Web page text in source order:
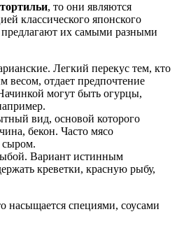
, то они являются
классического японского
предлагают их самыми разными
Легкий перекус тем, кто
весом, отдает предпочтение
могут быть огурцы,
вид, основой которого
бекон. Часто мясо
сыром.
Вариант истинным
креветки, красную рыбу,
насыщается специями, соусами